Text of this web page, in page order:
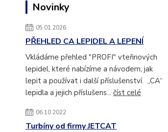
Novinky
05.01.2026
PŘEHLED CA LEPIDEL A LEPENÍ
Vkládáme přehled "PROFI" vteřinových
lepidel, které nabízíme a návodem, jak
lepit a používat i další příslušenství. „CA“
lepidla a jejich příslušens... číst celé
06.10.2022
Turbíny od firmy JETCAT